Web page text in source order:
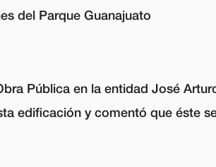
del Parque Guanajuato
Pública en la entidad José
edificación y comentó que éste